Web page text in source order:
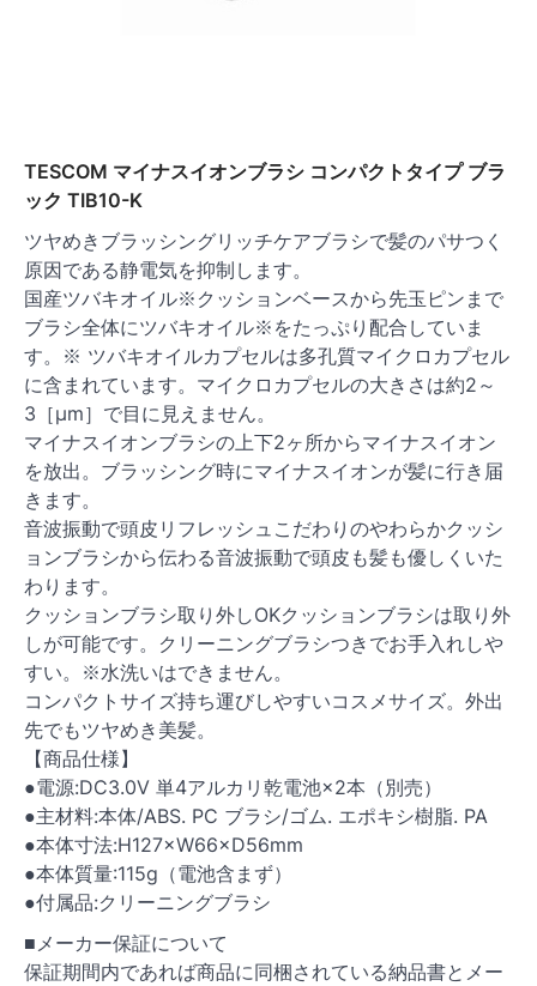
TESCOM マイナスイオンブラシ コンパクトタイプ ブラ
ック TIB10-K
ツヤめきブラッシングリッチケアブラシで髪のパサつく
原因である静電気を抑制します。
国産ツバキオイル※クッションベースから先玉ピンまで
ブラシ全体にツバキオイル※をたっぷり配合していま
す。※ ツバキオイルカプセルは多孔質マイクロカプセル
に含まれています。マイクロカプセルの大きさは約2～
3［μm］で目に見えません。
マイナスイオンブラシの上下2ヶ所からマイナスイオン
を放出。ブラッシング時にマイナスイオンが髪に行き届
きます。
音波振動で頭皮リフレッシュこだわりのやわらかクッシ
ョンブラシから伝わる音波振動で頭皮も髪も優しくいた
わります。
クッションブラシ取り外しOKクッションブラシは取り外
しが可能です。クリーニングブラシつきでお手入れしや
すい。※水洗いはできません。
コンパクトサイズ持ち運びしやすいコスメサイズ。外出
先でもツヤめき美髪。
【商品仕様】
●電源:DC3.0V 単4アルカリ乾電池×2本（別売）
●主材料:本体/ABS. PC ブラシ/ゴム. エポキシ樹脂. PA
●本体寸法:H127×W66×D56mm
●本体質量:115g（電池含まず）
●付属品:クリーニングブラシ
■メーカー保証について
保証期間内であれば商品に同梱されている納品書とメー